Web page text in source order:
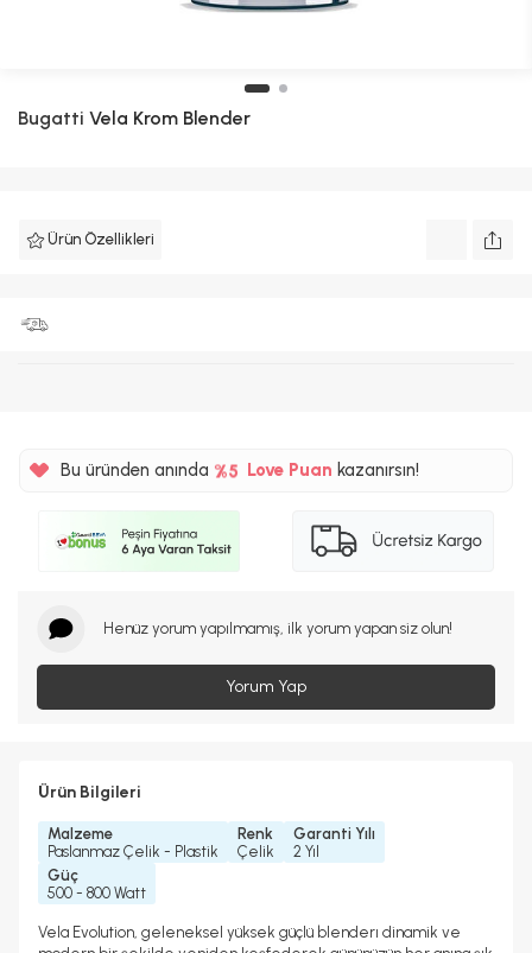
Bugatti Vela Krom Blender
Ürün Özellikleri
Bu üründen anında %5 Love Puankazanırsın!
Henüz yorum yapılmamış, ilk yorum yapan siz olun!
Yorum Yap
Ürün Bilgileri
Malzeme
Paslanmaz Çelik - Plastik
Renk
Çelik
Garanti Yılı
2 Yıl
Güç
500 - 800 Watt
Vela Evolution, geleneksel yüksek güçlü blenderı dinamik ve